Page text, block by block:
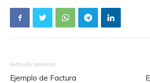
Artículo anterior
Ejemplo de Factura